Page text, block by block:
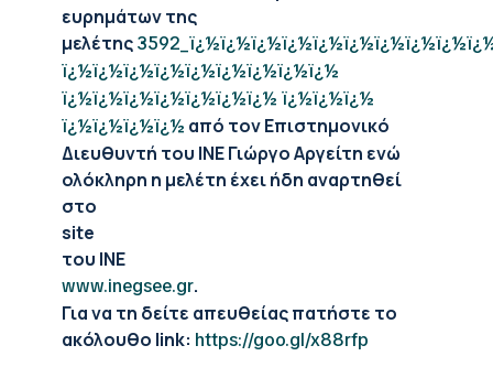
ευρημάτων της
μελέτης
ï¿½ï¿½ï¿½ï¿½ï¿½ï¿½ï¿½ï¿½ï¿½
ï¿½ï¿½ï¿½ï¿½ï¿½ï¿½ï¿½ ï¿½ï¿½ï¿½
ï¿½ï¿½ï¿½ï¿½ από τον Επιστημονικό
Διευθυντή του ΙΝΕ Γιώργο Αργείτη ενώ
ολόκληρη η μελέτη έχει ήδη αναρτηθεί
στο
site
του ΙΝΕ
www.inegsee.gr.
Για να τη δείτε απευθείας πατήστε το
ακόλουθο link: https://goo.gl/x88rfp